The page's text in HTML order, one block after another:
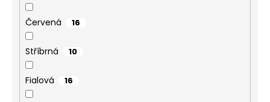
Červená 16
Stříbrná 10
Fialová 16